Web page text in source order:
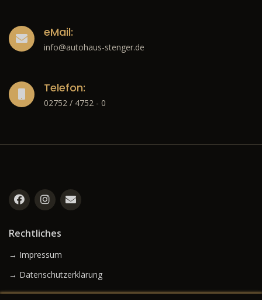
eMail:
info@autohaus-stenger.de
Telefon:
02752 / 4752 - 0
Rechtliches
→ Impressum
→ Datenschutzerklärung